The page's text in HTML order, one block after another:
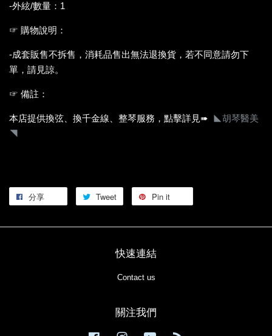
-外絃/數量：1
☞ 購物說明：
-成套販售不拆售，消耗品售出無法退換貨，若不同意請勿下
單，請見諒。
☞ 備註：
本店提供換弦、換千金線、整琴服務，點擊詳見➠ ◣胡琴醫美
◥
分享 Tweet Pin it
快速連結
Contact us
關注我們